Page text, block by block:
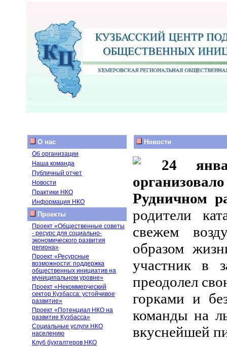
О нас
Об организации
Наша команда
Публичный отчет
Новости
Практики НКО
Информация НКО
Проекты
Проект «Общественные советы
- ресурс для социально-
экономического развития
региона»
Проект «Ресурсные
возможности: поддержка
общественных инициатив на
муниципальном уровне»
Проект «Некоммерческий
сектор Кузбасса: устойчивое
развитие»
Проект «Потенциал НКО на
развитие Кузбасса»
Социальные услуги НКО
населению
Клуб бухгалтеров НКО
Новости
24
Рудничном
родители
свежем
образом
участник в
преодолел
горками и
команды на
вкуснейшей